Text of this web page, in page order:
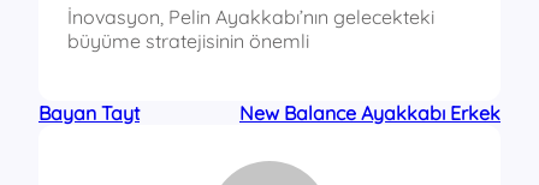
İnovasyon, Pelin Ayakkabı’nın gelecekteki
büyüme stratejisinin önemli
Bayan Tayt New Balance Ayakkabı Erkek